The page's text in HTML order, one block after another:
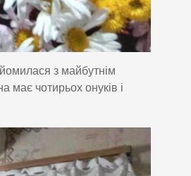
з майбутнім
чотирьох онуків і